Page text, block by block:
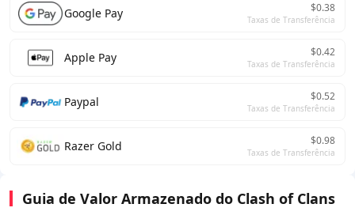
Google Pay $0.38
Taxas de Transferência
Apple Pay $0.42
Taxas de Transferência
Paypal $0.52
Taxas de Transferência
Razer Gold $0.98
Taxas de Transferência
Guia de Valor Armazenado do Clash of Clans